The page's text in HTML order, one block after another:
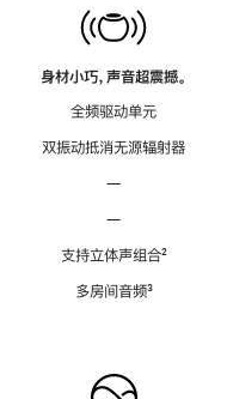
身材小巧，声音超震撼。
全频驱动单元
双振动抵消无源辐射器
—
—
支持立体声组合脚
²
多房间音频脚
³